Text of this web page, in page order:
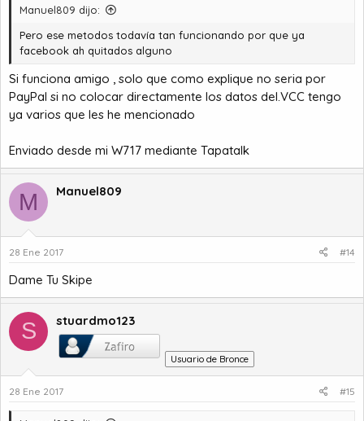
Manuel809 dijo:
Pero ese metodos todavía tan funcionando por que ya
facebook ah quitados alguno
Si funciona amigo , solo que como explique no seria por
PayPal si no colocar directamente los datos del.VCC tengo
ya varios que les he mencionado
Enviado desde mi W717 mediante Tapatalk
M Manuel809
28 Ene 2017 #14
Dame Tu Skipe
S stuardmo123
Usuario de Bronce
28 Ene 2017 #15